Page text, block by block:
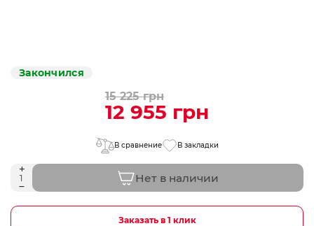
Закончился
15 225 грн
12 955 грн
В сравнение В закладки
Нет в наличии
Заказать в 1 клик